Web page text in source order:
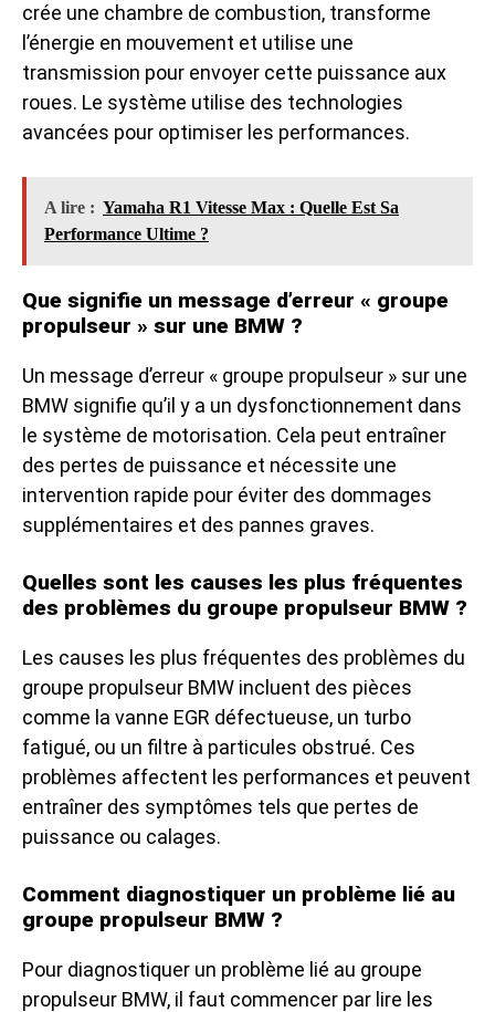
crée une chambre de combustion, transforme
l’énergie en mouvement et utilise une
transmission pour envoyer cette puissance aux
roues. Le système utilise des technologies
avancées pour optimiser les performances.
A lire : Yamaha R1 Vitesse Max : Quelle Est Sa
Performance Ultime ?
Que signifie un message d’erreur « groupe
propulseur » sur une BMW ?
Un message d’erreur « groupe propulseur » sur une
BMW signifie qu’il y a un dysfonctionnement dans
le système de motorisation. Cela peut entraîner
des pertes de puissance et nécessite une
intervention rapide pour éviter des dommages
supplémentaires et des pannes graves.
Quelles sont les causes les plus fréquentes
des problèmes du groupe propulseur BMW ?
Les causes les plus fréquentes des problèmes du
groupe propulseur BMW incluent des pièces
comme la vanne EGR défectueuse, un turbo
fatigué, ou un filtre à particules obstrué. Ces
problèmes affectent les performances et peuvent
entraîner des symptômes tels que pertes de
puissance ou calages.
Comment diagnostiquer un problème lié au
groupe propulseur BMW ?
Pour diagnostiquer un problème lié au groupe
propulseur BMW, il faut commencer par lire les